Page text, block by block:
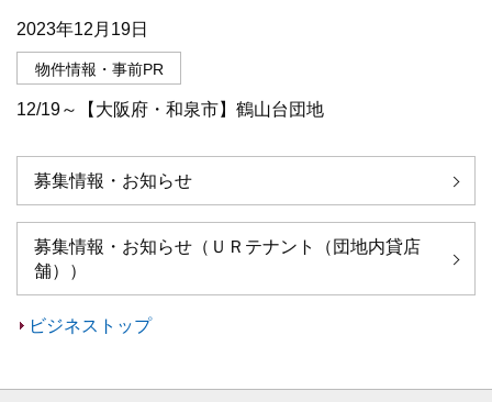
2023年12月19日
物件情報・事前PR
12/19～【大阪府・和泉市】鶴山台団地
募集情報・お知らせ
募集情報・お知らせ（ＵＲテナント（団地内貸店
舗））
ビジネストップ